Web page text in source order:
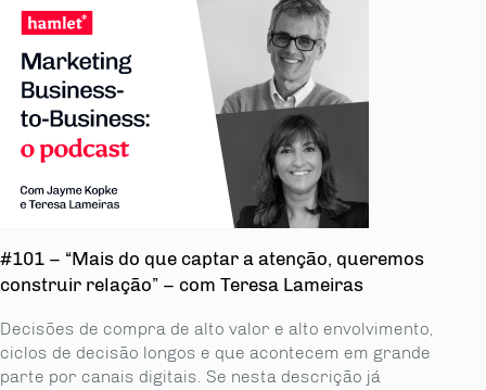
#101 – “Mais do que captar a atenção, queremos
construir relação” – com Teresa Lameiras
Decisões de compra de alto valor e alto envolvimento,
ciclos de decisão longos e que acontecem em grande
parte por canais digitais. Se nesta descrição já